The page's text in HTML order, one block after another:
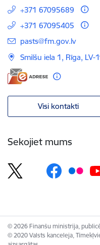
+371 67095689
+371 67095405
E-pasts:
pasts@fm.gov.lv
Smilšu iela 1, Rīga, LV-
Visi kontakti
Sekojiet mums
© 2026 Finanšu ministrija,
© 2020 Valsts kanceleja,